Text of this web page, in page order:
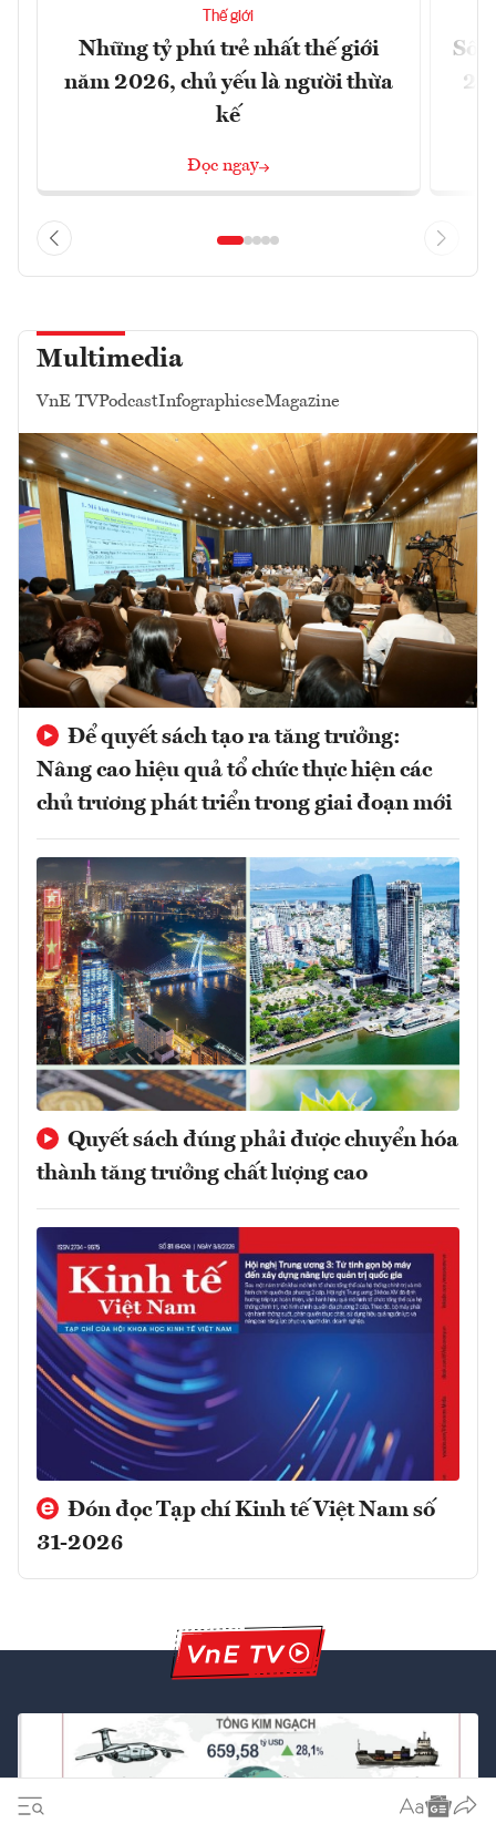
Thế giới
Những tỷ phú trẻ nhất thế giới
năm 2026, chủ yếu là người thừa
kế
Đọc ngay
Số
Multimedia
VnE TVPodcastInfographicseMagazine
Để quyết sách tạo ra tăng trưởng:
Nâng cao hiệu quả tổ chức thực hiện các
chủ trương phát triển trong giai đoạn mới
Quyết sách đúng phải được chuyển hóa
thành tăng trưởng chất lượng cao
Đón đọc Tạp chí Kinh tế Việt Nam số
31-2026